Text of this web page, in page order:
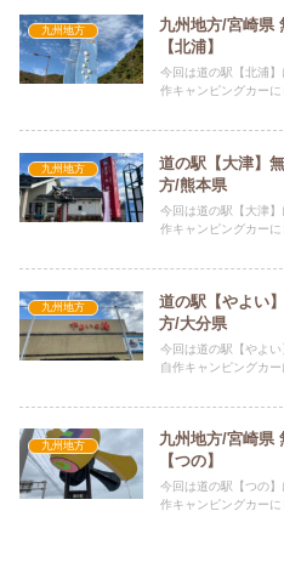
九州地方
九州地方/宮崎
【北浦】
今回は道の駅【北浦
作キャンピングカーに
九州地方
道の駅【大津】
方/熊本県
今回は道の駅【大津
作キャンピングカーに
九州地方
道の駅【やよい
方/大分県
今回は道の駅【やよ
自作キャンピングカー
九州地方
九州地方/宮崎
【つの】
今回は道の駅【つの】
作キャンピングカー